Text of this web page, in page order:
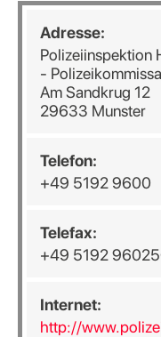
Adresse:
Polizeiinspektion
-
Am Sandkrug 12
29633 Munster
Telefon:
+49 5192 9600
Telefax:
+49 5192
Internet:
http://